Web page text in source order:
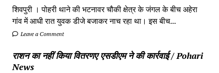
शिवपुरी‎ । पोहरी थाने की भटनावर चौकी क्षेत्र‎ के जंगल के बीच अहेरा
गांव में‎ आधी रात युवक डीजे बजाकर‎ नाच रहा था। इस बीच...
Leave a Comment
राशन का नहीं किया वितरणए एसडीएम ने की कार्रवाई / Pohari
News